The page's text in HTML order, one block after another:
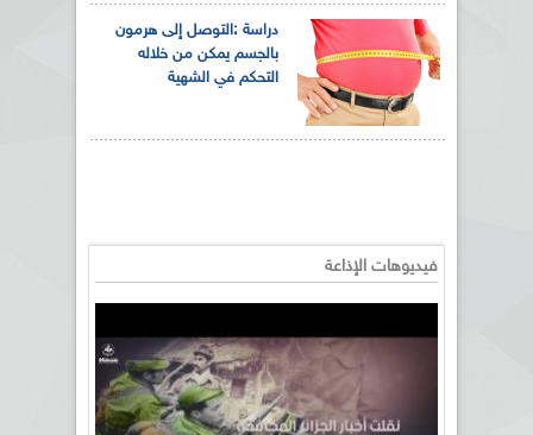
دراسة :التوصل إلى هرمون
بالجسم يمكن من خلاله
التحكم في الشهية
فيديوهات الإذاعة